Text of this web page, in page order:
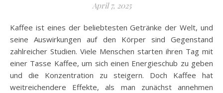
April 7, 2025
Kaffee ist eines der beliebtesten Getränke der Welt, und
seine Auswirkungen auf den Körper sind Gegenstand
zahlreicher Studien. Viele Menschen starten ihren Tag mit
einer Tasse Kaffee, um sich einen Energieschub zu geben
und die Konzentration zu steigern. Doch Kaffee hat
weitreichendere Effekte, als man zunächst annehmen